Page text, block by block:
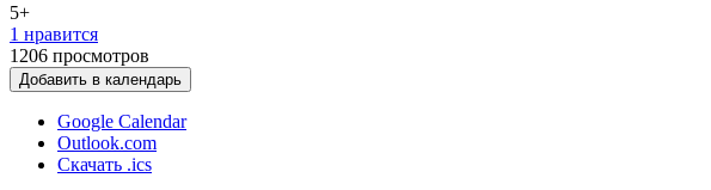
5+
1 нравится
1206 просмотров
Добавить в календарь
Google Calendar
Outlook.com
Скачать .ics